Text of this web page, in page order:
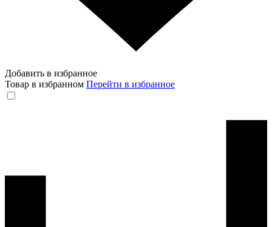
Добавить в избранное
Товар в избранном Перейти в избранное